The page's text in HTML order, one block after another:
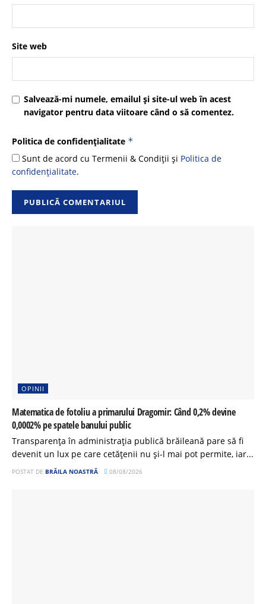
Site web
Salvează-mi numele, emailul și site-ul web în acest
navigator pentru data viitoare când o să comentez.
Politica de confidențialitate *
Sunt de acord cu Termenii & Condiții și Politica de
confidențialitate.
OPINII
Matematica de fotoliu a primarului Dragomir: Când 0,2% devine
0,0002% pe spatele banului public
Transparența în administrația publică brăileană pare să fi
devenit un lux pe care cetățenii nu și-l mai pot permite, iar...
POSTAT DE BRĂILA NOASTRĂ 08/08/2026